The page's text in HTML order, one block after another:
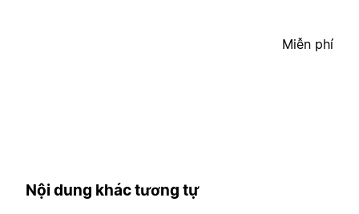
Miễn phí
Nội dung khác tương tự